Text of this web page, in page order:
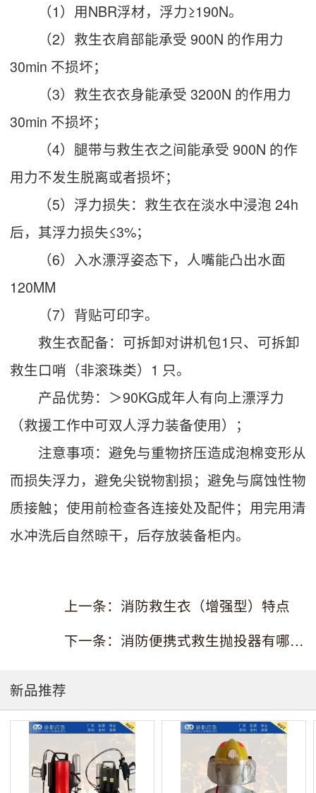
（1）用NBR浮材，浮力≥190N。
（2）救生衣肩部能承受 900N 的作用力
30min 不损坏；
（3）救生衣衣身能承受 3200N 的作用力
30min 不损坏；
（4）腿带与救生衣之间能承受 900N 的作
用力不发生脱离或者损坏；
（5）浮力损失：救生衣在淡水中浸泡 24h
后，其浮力损失≤3%；
（6）入水漂浮姿态下，人嘴能凸出水面
120MM
（7）背贴可印字。
救生衣配备：可拆卸对讲机包1只、可拆卸
救生口哨（非滚珠类）1 只。
产品优势：＞90KG成年人有向上漂浮力
（救援工作中可双人浮力装备使用）；
注意事项：避免与重物挤压造成泡棉变形从
而损失浮力，避免尖锐物割损；避免与腐蚀性物
质接触；使用前检查各连接处及配件；用完用清
水冲洗后自然晾干，后存放装备柜内。
上一条：消防救生衣（增强型）特点
下一条：消防便携式救生抛投器有哪些配置？
新品推荐